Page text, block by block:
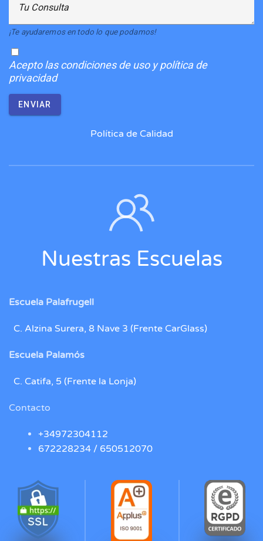
Tu Consulta
¡Te ayudaremos en todo lo que podamos!
Aceptolas condiciones de uso y política de
privacidad
ENVIAR
Política de Calidad
Nuestras Escuelas
Escuela Palafrugell
C. Alzina Surera, 8 Nave 3 (Frente CarGlass)
Escuela Palamós
C. Catifa, 5 (Frente la Lonja)
Contacto
+34972304112
672228234 / 650512070